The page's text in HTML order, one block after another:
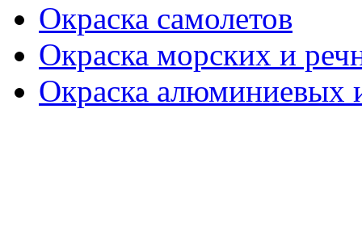
Окраска самолетов
Окраска морских и
Окраска алюминиевых